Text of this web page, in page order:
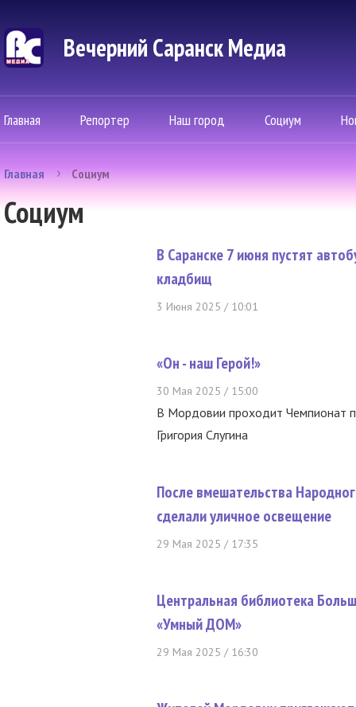
Вечерний Саранск Mедиа
Главная Репортер Наш город Социум
Главная Социум
Социум
В Саранске 7 июня пустят
кладбищ
3 Июня 2025 / 10:01
«Он - наш Герой!»
30 Мая 2025 / 15:00
В Мордовии проходит Чемпионат
Григория Слугина
После вмешательства
сделали уличное освещение
29 Мая 2025 / 17:35
Центральная библиотека
«Умный ДОМ»
29 Мая 2025 / 16:30